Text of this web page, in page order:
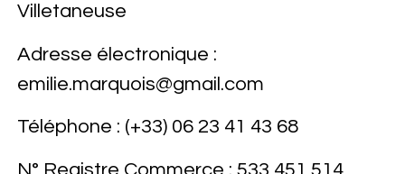
Villetaneuse
Adresse électronique :
emilie.marquois@gmail.com
Téléphone : (+33) 06 23 41 43 68
N° Registre Commerce : 533 451 514